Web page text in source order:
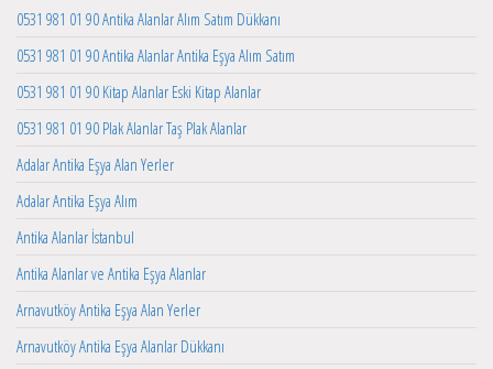
0531 981 01 90 Antika Alanlar Alım Satım Dükkanı
0531 981 01 90 Antika Alanlar Antika Eşya Alım Satım
0531 981 01 90 Kitap Alanlar Eski Kitap Alanlar
0531 981 01 90 Plak Alanlar Taş Plak Alanlar
Adalar Antika Eşya Alan Yerler
Adalar Antika Eşya Alım
Antika Alanlar İstanbul
Antika Alanlar ve Antika Eşya Alanlar
Arnavutköy Antika Eşya Alan Yerler
Arnavutköy Antika Eşya Alanlar Dükkanı